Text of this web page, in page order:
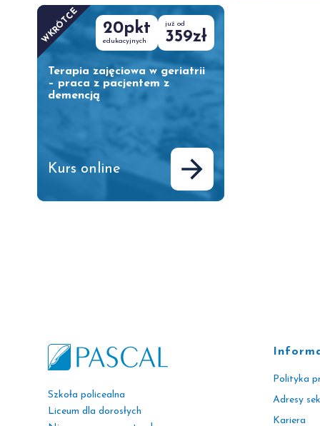
WKRÓTCE
Terapia zajęciowa w geriatrii
– praca z pacjentem z
demencją
Kurs online
20pkt
edukacyjnych
już od
359zł
Szkoła policealna
Liceum dla dorosłych
Polityka
Adresy
Kariera